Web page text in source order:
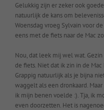
Gelukkig zijn er zeker ook
natuurlijk de kans om
Woensdag vroeg Sylvain voor
eens met de fiets naar de Mac
Nou, dat leek mij wel wat.
de fiets. Niet dat ik zin in de
Grappig natuurlijk als je bijna
waggelt als een dronkaard.
ik mijn benen voelde :). Tja, ik
even doorzetten. Het is